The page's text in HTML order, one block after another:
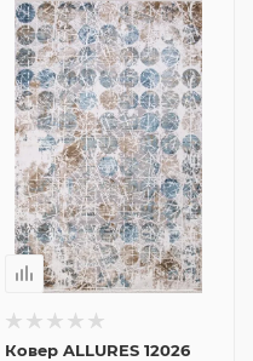
Ковер ALLURES 12026